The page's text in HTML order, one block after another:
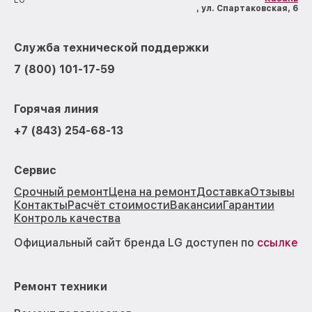
, ул. Спартаковская, 6
Служба технической поддержки
7 (800) 101-17-59
Горячая линия
+7 (843) 254-68-13
Сервис
Срочный ремонтЦена на ремонтДоставкаОтзывы
КонтактыРасчёт стоимостиВакансииГарантии
Контроль качества
Официальный сайт бренда LG доступен по ссылке
Ремонт техники